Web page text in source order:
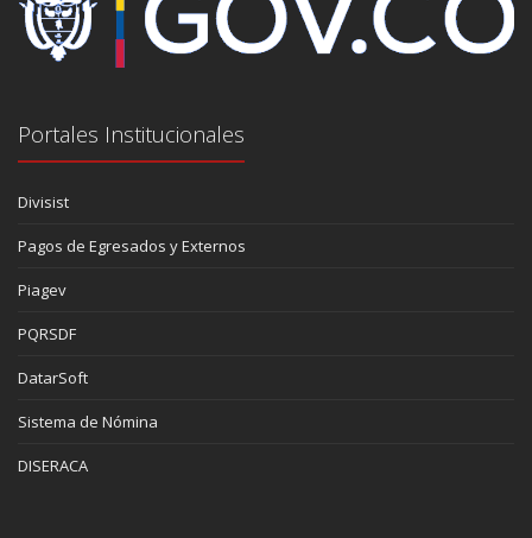
Portales Institucionales
Divisist
Pagos de Egresados y Externos
Piagev
PQRSDF
DatarSoft
Sistema de Nómina
DISERACA